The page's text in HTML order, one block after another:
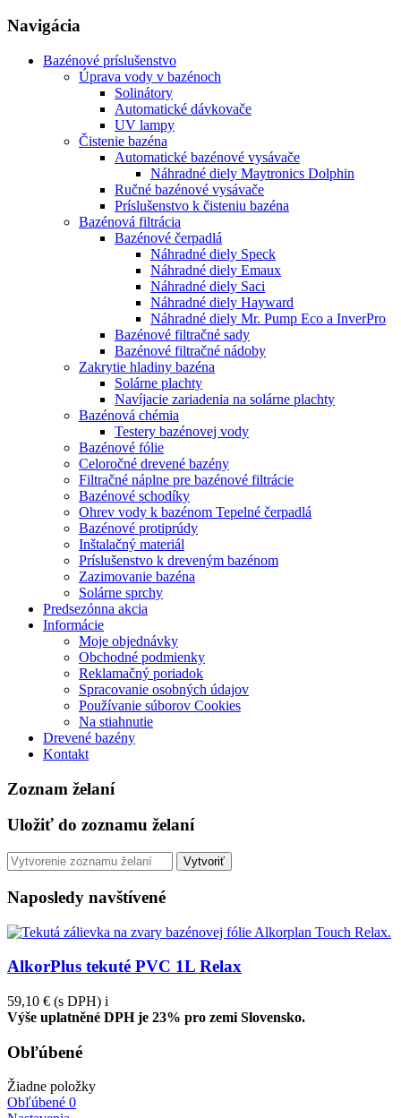
Navigácia
Bazénové príslušenstvo
Úprava vody v bazénoch
Solinátory
Automatické dávkovače
UV lampy
Čistenie bazéna
Automatické bazénové vysávače
Náhradné diely Maytronics Dolphin
Ručné bazénové vysávače
Príslušenstvo k čisteniu bazéna
Bazénová filtrácia
Bazénové čerpadlá
Náhradné diely Speck
Náhradné diely Emaux
Náhradné diely Saci
Náhradné diely Hayward
Náhradné diely Mr. Pump Eco a InverPro
Bazénové filtračné sady
Bazénové filtračné nádoby
Zakrytie hladiny bazéna
Solárne plachty
Navíjacie zariadenia na solárne plachty
Bazénová chémia
Testery bazénovej vody
Bazénové fólie
Celoročné drevené bazény
Filtračné náplne pre bazénové filtrácie
Bazénové schodíky
Ohrev vody k bazénom Tepelné čerpadlá
Bazénové protiprúdy
Inštalačný materiál
Príslušenstvo k dreveným bazénom
Zazimovanie bazéna
Solárne sprchy
Predsezónna akcia
Informácie
Moje objednávky
Obchodné podmienky
Reklamačný poriadok
Spracovanie osobných údajov
Používanie súborov Cookies
Na stiahnutie
Drevené bazény
Kontakt
Zoznam želaní
Uložiť do zoznamu želaní
Vytvoriť
Naposledy navštívené
AlkorPlus tekuté PVC 1L Relax
59,10 € (s DPH) i
Výše uplatněné DPH je 23% pro zemi Slovensko.
Obľúbené
Žiadne položky
Obľúbené 0